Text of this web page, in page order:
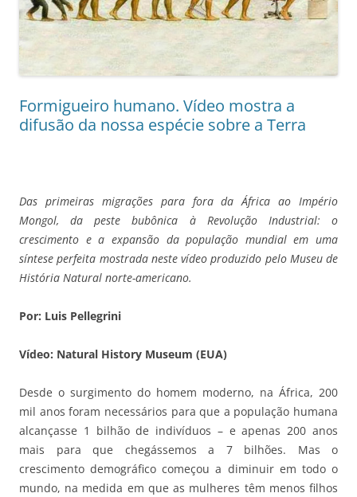
Formigueiro humano. Vídeo mostra a
difusão da nossa espécie sobre a Terra
Das primeiras migrações para fora da África ao Império
Mongol, da peste bubônica à Revolução Industrial: o
crescimento e a expansão da população mundial em uma
síntese perfeita mostrada neste vídeo produzido pelo Museu de
História Natural norte-americano.
Por: Luis Pellegrini
Vídeo: Natural History Museum (EUA)
Desde o surgimento do homem moderno, na África, 200
mil anos foram necessários para que a população humana
alcançasse 1 bilhão de indivíduos – e apenas 200 anos
mais para que chegássemos a 7 bilhões. Mas o
crescimento demográfico começou a diminuir em todo o
mundo, na medida em que as mulheres têm menos filhos